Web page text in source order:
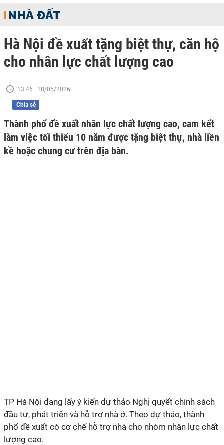
NHÀ ĐẤT
Hà Nội đề xuất tặng biệt thự, căn hộ
cho nhân lực chất lượng cao
13:46 | 18/05/2026
Chia sẻ
Thành phố đề xuất nhân lực chất lượng cao, cam kết
làm việc tối thiểu 10 năm được tặng biệt thự, nhà liền
kề hoặc chung cư trên địa bàn.
TP Hà Nội đang lấy ý kiến dự thảo Nghị quyết chính sách
đầu tư, phát triển và hỗ trợ nhà ở. Theo dự thảo, thành
phố đề xuất có cơ chế hỗ trợ nhà cho nhóm nhân lực chất
lượng cao.